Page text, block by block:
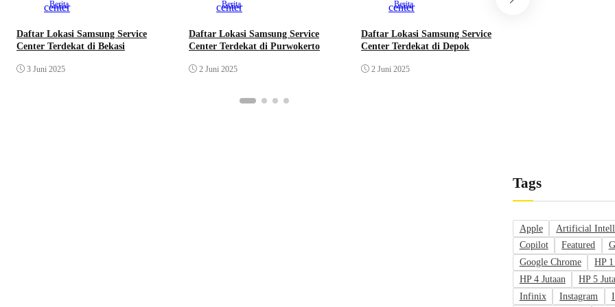
Berita
Daftar Lokasi Samsung Service
Center Terdekat di Bekasi
3 Juni 2025
Berita
Daftar Lokasi Samsung Service
Center Terdekat di Purwokerto
2 Juni 2025
Berita
Daftar Lokasi Samsung Service
Center Terdekat di Depok
2 Juni 2025
Tags
Apple Artificial
Copilot
Featured
Google Chrome
HP 1
HP 4 Jutaan
HP 5
Infinix
Instagram